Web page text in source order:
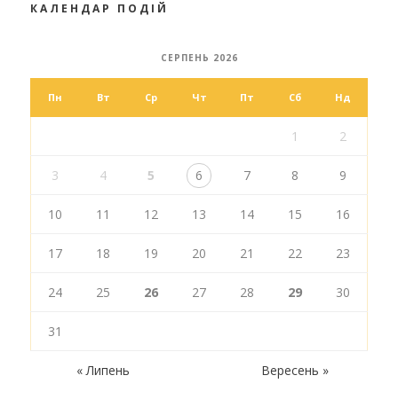
КАЛЕНДАР ПОДІЙ
СЕРПЕНЬ 2026
Пн Вт Ср Чт Пт Сб Нд
1 2
3 4 5 6 7 8 9
10 11 12 13 14 15 16
17 18 19 20 21 22 23
24 25 26 27 28 29 30
31
« Липень Вересень »